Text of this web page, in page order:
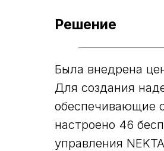
Решение
Была внедрена
Для создания
обеспечивающие
настроено 46
управления